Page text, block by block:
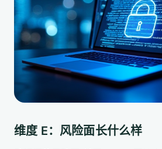
维度 E：风险面长什么样